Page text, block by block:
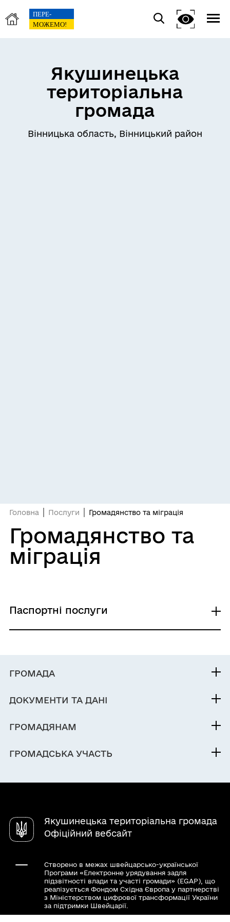
Якушинецька
територіальна
громада
Вінницька область, Вінницький район
Головна Послуги Громадянство та міграція
Громадянство та
міграція
Паспортні послуги
носієм вперше після досягнення 14-річного
ГРОМАДА
Паспорт громади
ДОКУМЕНТИ ТА ДАНІ
ГРОМАДЯНАМ
Чат-бот «СВОЇ»
ГРОМАДСЬКА УЧАСТЬ
Якушинецька територіальна громада
Офіційний вебсайт
Створено в межах швейцарсько-української
Програми «Електронне урядування задля
підзвітності влади та участі громади» (EGAP), що
реалізується Фондом Східна Європа у партнерстві
з Міністерством цифрової трансформації України
за підтримки Швейцарії.